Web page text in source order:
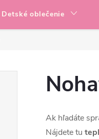
Detské oblečenie
Ak hľadáte
Nájdete tu